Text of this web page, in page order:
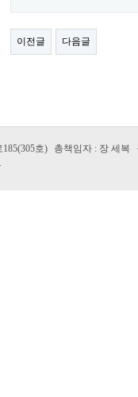
이전글 다음글
호) 총책임자 : 장 세복